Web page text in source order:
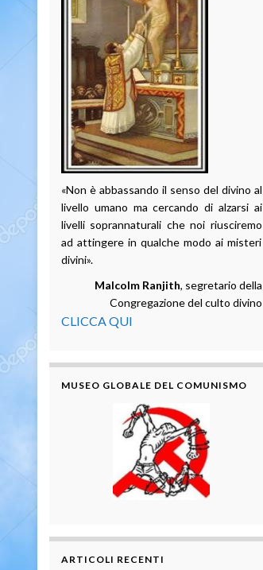
«Non è abbassando il senso del divino al
livello umano ma cercando di alzarsi ai
livelli soprannaturali che noi riusciremo
ad attingere in qualche modo ai misteri
divini».
Malcolm Ranjith, segretario della
Congregazione del culto divino
CLICCA QUI
MUSEO GLOBALE DEL COMUNISMO
ARTICOLI RECENTI